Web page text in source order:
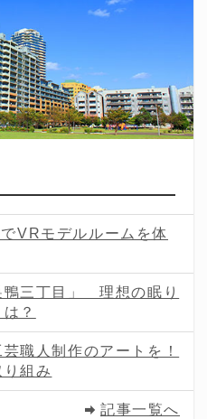
VRモデルルームを体
鴨三丁目」 理想の眠り
？
職人制作のアートを！
組み
記事一覧へ